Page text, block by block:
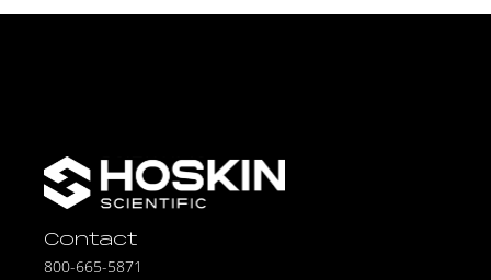
Contact
800-665-5871